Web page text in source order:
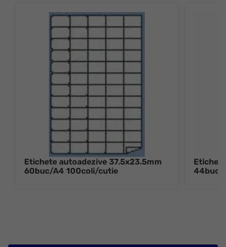
Etichete autoadezive 37.5x23.5mm
60buc/A4 100coli/cutie
44buc/